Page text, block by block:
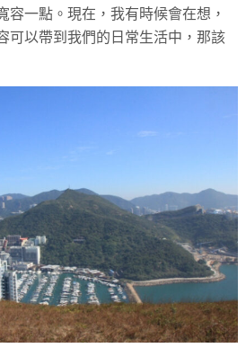
容一點。現在，我有時候會在想，
可以帶到我們的日常生活中，那該